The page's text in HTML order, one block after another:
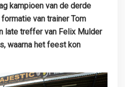
kampioen van de derde
van trainer Tom
late treffer van Felix Mulder
waarna het feest kon